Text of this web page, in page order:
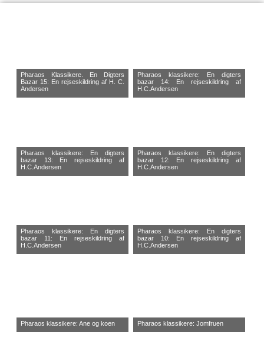
Pharaos Klassikere. En Digters
Bazar 15: En rejseskildring af H. C.
Andersen
Pharaos klassikere: En digters
bazar 14: En rejseskildring af
H.C.Andersen
Pharaos klassikere: En digters
bazar 13: En rejseskildring af
H.C.Andersen
Pharaos klassikere: En digters
bazar 12: En rejseskildring af
H.C.Andersen
Pharaos klassikere: En digters
bazar 11: En rejseskildring af
H.C.Andersen
Pharaos klassikere: En digters
bazar 10: En rejseskildring af
H.C.Andersen
Pharaos klassikere: Ane og koen Pharaos klassikere: Jomfruen